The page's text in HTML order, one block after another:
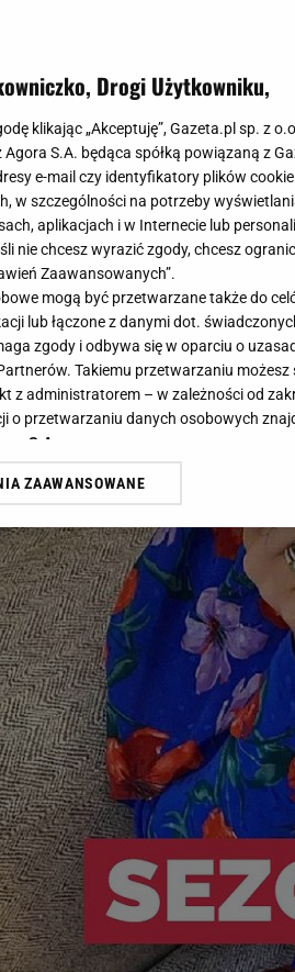
modne wzory na
rządzą!
08:00
wzory na jesień widać
sukienkach, które są
polecają się do stylizacji na
Drogi Użytkowniku,
klikając „Akceptuję”, Gazeta.pl sp. z
Agora S.A. będąca spółką powiązaną z
e-mail czy identyfikatory plików
w szczególności na potrzeby
aplikacjach i w Internecie lub
nie chcesz wyrazić zgody, chcesz
Zaawansowanych”.
mogą być przetwarzane także do
lub łączone z danymi dot.
zgody i odbywa się w oparciu o
Takiemu przetwarzaniu
z administratorem – w zależności od
o przetwarzaniu danych osobowych
S.A.
wyrażasz też zgodę na
cookie, wywołując narzędzie do
prywatności ” w stopce serwisu i
jest także za pomocą ustawień
Partnerzy i Agora S.A. możemy
danych geolokalizacyjnych. Aktywne
informacji na urządzeniu lub dostęp do
i ulepszanie usług.
Lista Zaufanych
ZAAWANSOWANE